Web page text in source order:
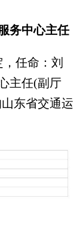
务中心主任
任命：刘
主任(副厅
东省交通运